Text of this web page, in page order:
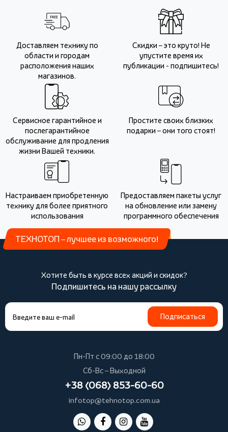
Доставляем технику по
области и городам
расположения наших
магазинов.
Скидки – это круто! Не
упустите время их
публикации - подпишитесь!
Сервисное гарантийное и
послегарантийное
обслуживание для продления
жизни Вашей техники.
Простите своих близких
подарки – они того стоят!
Настраиваем приобретенную
технику для более приятного
использования
Предоставляем пакеты услуг
на обновление или замену
программного обеспечения
ТЕХНОТОП – лучшее из возможного!
Хотите быть в курсе всех акций и скидок?
Подпишитесь на нашу рассылку
Подписаться
Пн-Пт с 09:00 до 18:00
Сб-Вс – Выходной
+38 (068) 853-60-60
infotop@tehnotop.com.ua